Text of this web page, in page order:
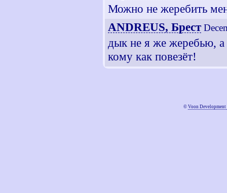
Можно не жеребить
ANDREUS, Брест
дык не я же жеребью, а
кому как повезёт!
© Voon Development